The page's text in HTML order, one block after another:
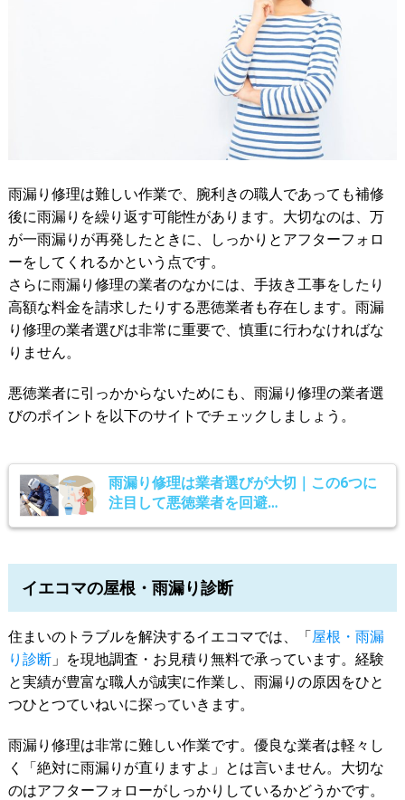
雨漏り修理は難しい作業で、腕利きの職人であっても補修
後に雨漏りを繰り返す可能性があります。大切なのは、万
が一雨漏りが再発したときに、しっかりとアフターフォロ
ーをしてくれるかという点です。
さらに雨漏り修理の業者のなかには、手抜き工事をしたり
高額な料金を請求したりする悪徳業者も存在します。雨漏
り修理の業者選びは非常に重要で、慎重に行わなければな
りません。
悪徳業者に引っかからないためにも、雨漏り修理の業者選
びのポイントを以下のサイトでチェックしましょう。
雨漏り修理は業者選びが大切｜この6つに
注目して悪徳業者を回避…
イエコマの屋根・雨漏り診断
住まいのトラブルを解決するイエコマでは、「屋根・雨漏
り診断」を現地調査・お見積り無料で承っています。経験
と実績が豊富な職人が誠実に作業し、雨漏りの原因をひと
つひとつていねいに探っていきます。
雨漏り修理は非常に難しい作業です。優良な業者は軽々し
く「絶対に雨漏りが直りますよ」とは言いません。大切な
のはアフターフォローがしっかりしているかどうかです。